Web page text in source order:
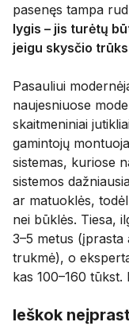
pasenęs tampa
lygis – jis turėtų
jeigu skysčio
Pasauliui
naujesniuose
skaitmeniniai
gamintojų
sistemas, kuriose
sistemos
ar matuoklės,
nei būklės. Tiesa,
3–5 metus
trukmė), o
kas 100–160 tūkst.
Ieškok